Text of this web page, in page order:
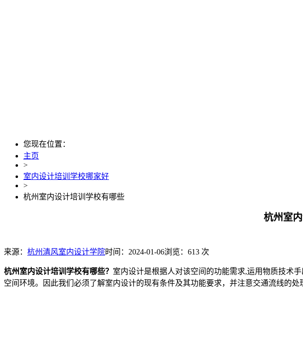
您现在位置：
主页
>
室内设计培训学校哪家好
>
杭州室内设计培训学校有哪些
杭州室
来源： 杭州清风室内设计学院时间：2024-01-06浏览：613 次
杭州室内设计培训学校有哪些？ 室内设计是根据人对该空间的功能需求,运用物质技术
空间环境。因此我们必须了解室内设计的现有条件及其功能要求，并注意交通流线的处